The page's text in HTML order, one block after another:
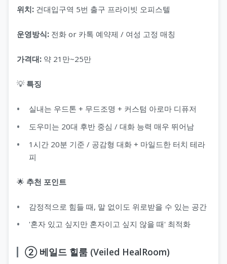
코스
위치: 건대입구역 5번 출구 프라이빗 오피스텔
운영방식: 전화 or 카톡 예약제 / 여성 고정 매칭
가격대: 약 21만~25만
💡 특징
실내는 우드톤 + 무드조명 + 커스텀 아로마 디퓨저
도우미는 20대 후반 중심 / 대화 능력 매우 뛰어남
1시간 20분 기준 / 공감형 대화 + 마일드한 터치 테라
피
🌟 추천 포인트
감정적으로 힘들 때, 말 없이도 위로받을 수 있는 공간
'혼자 있고 싶지만 혼자이고 싶지 않을 때' 최적화
② 베일드 힐룸 (Veiled HealRoom)